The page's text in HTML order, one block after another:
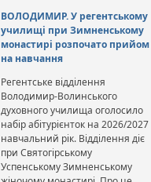
ВОЛОДИМИР. У регентському
училищі при Зимненському
монастирі розпочато прийом
на навчання
Регентське відділення
Володимир-Волинського
духовного училища оголосило
набір абітурієнток на 2026/2027
навчальний рік. Відділення діє
при Святогірському
Успенському Зимненському